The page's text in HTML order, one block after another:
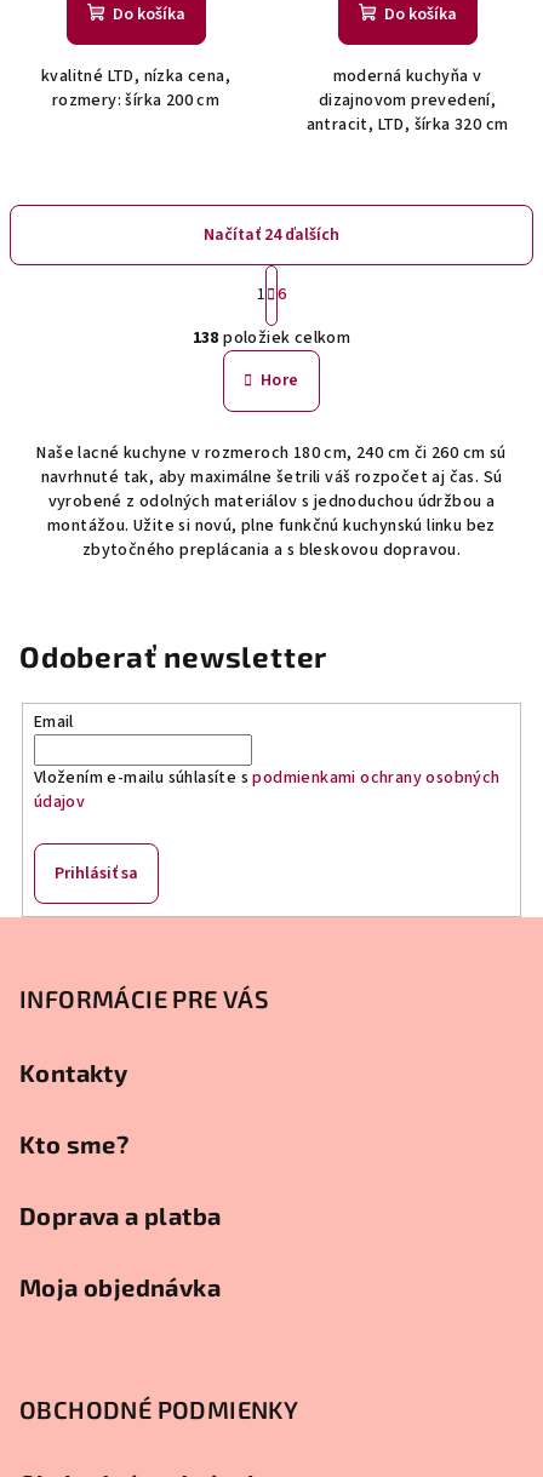
Do košíka
kvalitné LTD, nízka cena,
rozmery: šírka 200 cm
Do košíka
moderná kuchyňa v
dizajnovom prevedení,
antracit, LTD, šírka 320 cm
O
v
l
á
a
c
i
e
k
v
p
Načítať 24 ďalších
S
t
r
á
n
k
o
a
n
i
e
1 6
138 položiek celkom
Hore
Naše lacné kuchyne v rozmeroch 180 cm, 240 cm či 260 cm sú
navrhnuté tak, aby maximálne šetrili váš rozpočet aj čas. Sú
vyrobené z odolných materiálov s jednoduchou údržbou a
montážou. Užite si novú, plne funkčnú kuchynskú linku bez
zbytočného preplácania a s bleskovou dopravou.
Odoberať newsletter
Email
Vložením e-mailu súhlasíte spodmienkami ochrany osobných
údajov
Prihlásiť sa
INFORMÁCIE PRE VÁS
Kontakty
Kto sme?
Doprava a platba
Moja objednávka
OBCHODNÉ PODMIENKY